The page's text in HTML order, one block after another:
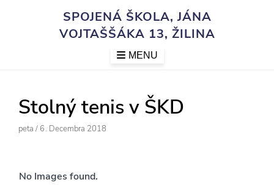
SPOJENÁ ŠKOLA, JÁNA
VOJTAŠŠÁKA 13, ŽILINA
MENU
Stolný tenis v ŠKD
Author
Peta / Posted
6. Decembra 2018
No Images found.